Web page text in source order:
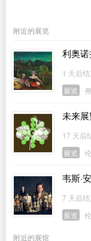
附近的展览
利奥
1 天后
展览
未来
17 天后
展览
韦斯·
7 天后结
展览
附近的展馆